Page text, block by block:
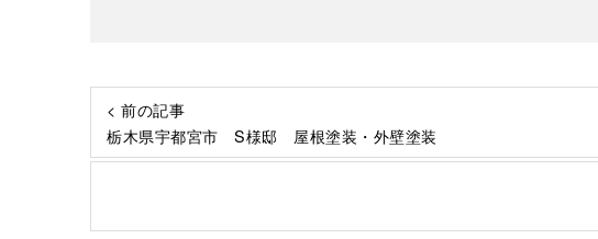
< 前の記事
栃木県宇都宮市 S様邸 屋根塗装・外壁塗装